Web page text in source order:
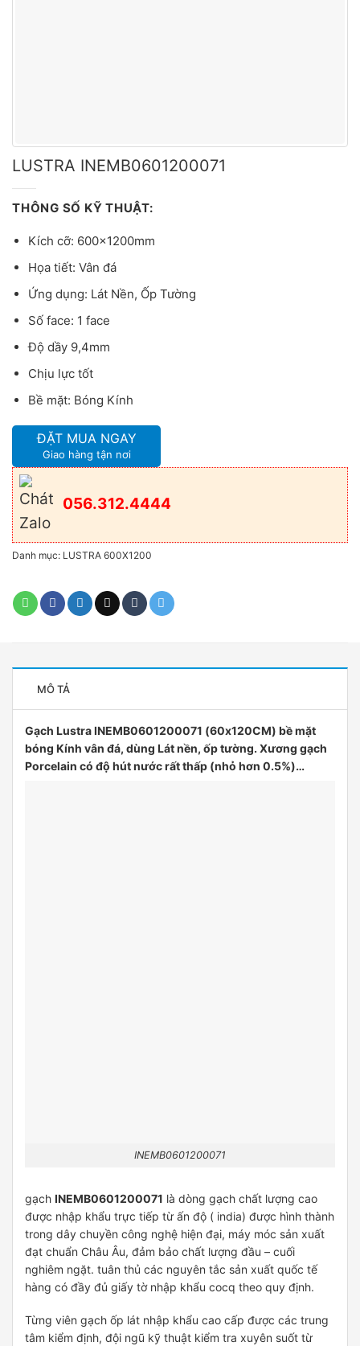
LUSTRA INEMB0601200071
THÔNG SỐ KỸ THUẬT:
Kích cỡ: 600x1200mm
Họa tiết: Vân đá
Ứng dụng: Lát Nền, Ốp Tường
Số face: 1 face
Độ dầy 9,4mm
Chịu lực tốt
Bề mặt: Bóng Kính
ĐẶT MUA NGAY
Giao hàng tận nơi
056.312.4444
Danh mục: LUSTRA 600X1200
MÔ TẢ
Gạch Lustra INEMB0601200071 (60x120CM) bề mặt
bóng Kính vân đá, dùng Lát nền, ốp tường. Xương gạch
Porcelain có độ hút nước rất thấp (nhỏ hơn 0.5%)…
INEMB0601200071
gạch INEMB0601200071 là dòng gạch chất lượng cao
được nhập khẩu trực tiếp từ ấn độ ( india) được hình thành
trong dây chuyền công nghệ hiện đại, máy móc sản xuất
đạt chuẩn Châu Âu, đảm bảo chất lượng đầu – cuối
nghiêm ngặt. tuân thủ các nguyên tắc sản xuất quốc tế
hàng có đầy đủ giấy tờ nhập khẩu cocq theo quy định.
Từng viên gạch ốp lát nhập khẩu cao cấp được các trung
tâm kiểm định, đội ngũ kỹ thuật kiểm tra xuyên suốt từ